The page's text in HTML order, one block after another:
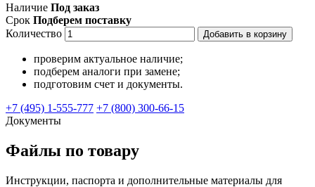
Наличие Под заказ
Срок Подберем поставку
Количество
Добавить в корзину
проверим актуальное наличие;
подберем аналоги при замене;
подготовим счет и документы.
+7 (495) 1-555-777 +7 (800) 300-66-15
Документы
Файлы по товару
Инструкции, паспорта и дополнительные материалы для